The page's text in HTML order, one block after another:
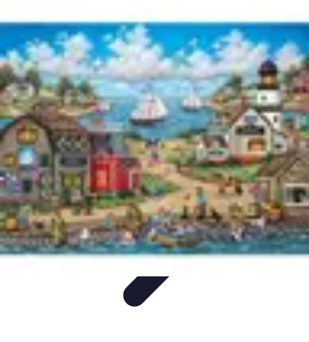
PlanificationDestinations FamilleConseils
pratiques
ActivitésConseils et Astuces
Vacances Inoubliables